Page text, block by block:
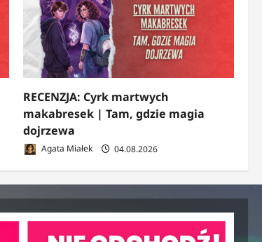
RECENZJA: Cyrk martwych
makabresek | Tam, gdzie magia
dojrzewa
Agata Miałek 04.08.2026